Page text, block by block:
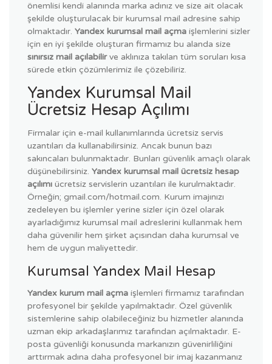
önemlisi kendi alanında marka adınız ve size ait olacak
şekilde oluşturulacak bir kurumsal mail adresine sahip
olmaktadır. Yandex kurumsal mail açma işlemlerini sizler
için en iyi şekilde oluşturan firmamız bu alanda size
sınırsız mail açılabilirve aklınıza takılan tüm soruları kısa
sürede etkin çözümlerimiz ile çözebiliriz.
Yandex Kurumsal Mail
Ücretsiz Hesap Açılımı
Firmalar için e-mail kullanımlarında ücretsiz servis
uzantıları da kullanabilirsiniz. Ancak bunun bazı
sakıncaları bulunmaktadır. Bunları güvenlik amaçlı olarak
düşünebilirsiniz. Yandex kurumsal mail ücretsiz hesap
açılımı ücretsiz servislerin uzantıları ile kurulmaktadır.
Örneğin; gmail.com/hotmail.com. Kurum imajınızı
zedeleyen bu işlemler yerine sizler için özel olarak
ayarladığımız kurumsal mail adreslerini kullanmak hem
daha güvenilir hem şirket açısından daha kurumsal ve
hem de uygun maliyettedir.
Kurumsal Yandex Mail Hesap
Yandex kurum mail açma işlemleri firmamız tarafından
profesyonel bir şekilde yapılmaktadır. Özel güvenlik
sistemlerine sahip olabileceğiniz bu hizmetler alanında
uzman ekip arkadaşlarımız tarafından açılmaktadır. E-
posta güvenliği konusunda markanızın güvenirliliğini
arttırmak adına daha profesyonel bir imaj kazanmanız